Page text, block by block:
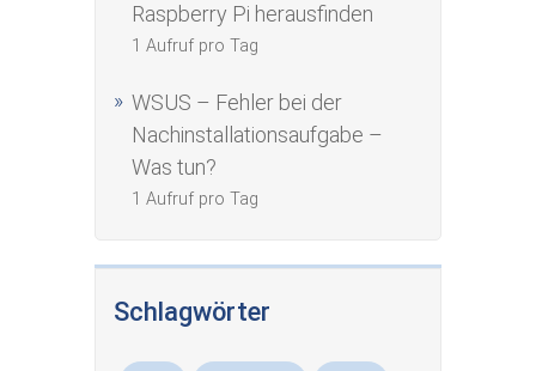
Raspberry Pi herausfinden
1 Aufruf pro Tag
WSUS – Fehler bei der
Nachinstallationsaufgabe –
Was tun?
1 Aufruf pro Tag
Schlagwörter